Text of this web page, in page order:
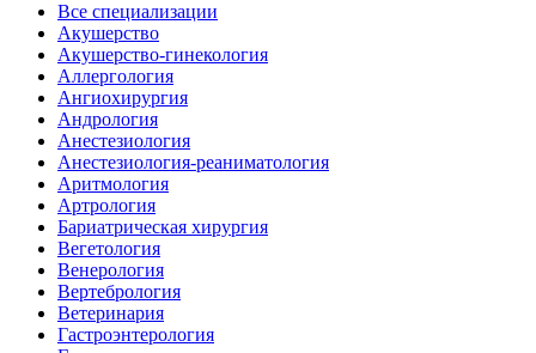
Все специализации
Акушерство
Акушерство-гинекология
Аллергология
Ангиохирургия
Андрология
Анестезиология
Анестезиология-реаниматология
Аритмология
Артрология
Бариатрическая хирургия
Вегетология
Венерология
Вертебрология
Ветеринария
Гастроэнтерология